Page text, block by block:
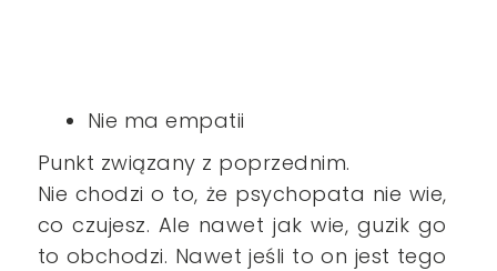
Nie ma empatii
Punkt związany z poprzednim.
Nie chodzi o to, że psychopata nie wie,
co czujesz. Ale nawet jak wie, guzik go
to obchodzi. Nawet jeśli to on jest tego